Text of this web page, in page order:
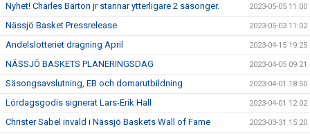
Nyhet! Charles Barton jr stannar ytterligare 2 säsonger. 2023-05-05 11:00
Nässjö Basket Pressrelease 2023-05-03 11:02
Andelslotteriet dragning April 2023-04-15 19:25
NÄSSJÖ BASKETS PLANERINGSDAG 2023-04-05 09:21
Säsongsavslutning, EB och domarutbildning 2023-04-01 18:50
Lördagsgodis signerat Lars-Erik Hall 2023-04-01 12:02
Christer Sabel invald i Nässjö Baskets Wall of Fame 2023-03-31 15:20